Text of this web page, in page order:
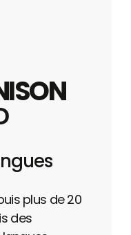
plus de 20
des